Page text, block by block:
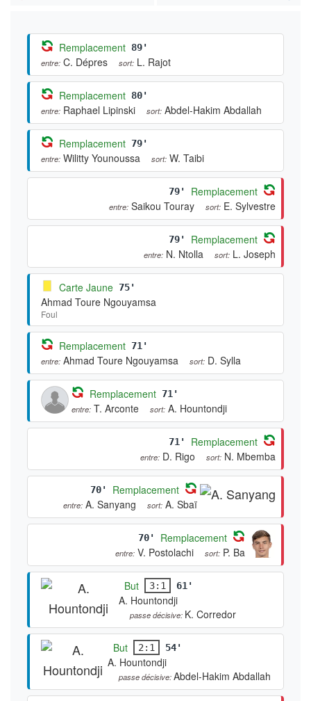
Remplacement 89'
entre: C. Dépres sort: L. Rajot
Remplacement 80'
entre: Raphael Lipinski sort: Abdel-Hakim Abdallah
Remplacement 79'
entre: Wilitty Younoussa sort: W. Taibi
79' Remplacement
entre: Saikou Touray sort: E. Sylvestre
79' Remplacement
entre: N. Ntolla sort: L. Joseph
Carte Jaune 75'
Ahmad Toure Ngouyamsa
Foul
Remplacement 71'
entre: Ahmad Toure Ngouyamsa sort: D. Sylla
Remplacement 71'
entre: T. Arconte sort: A. Hountondji
71' Remplacement
entre: D. Rigo sort: N. Mbemba
70' Remplacement
entre: A. Sanyang sort: A. Sbaï
70' Remplacement
entre: V. Postolachi sort: P. Ba
But 3:1 61'
A. Hountondji
passe décisive: K. Corredor
But 2:1 54'
A. Hountondji
passe décisive:Abdel-Hakim Abdallah